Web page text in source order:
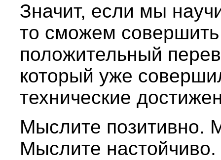
Значит, если мы
то сможем
положительный
который уже
технические
Мыслите позитивно.
Мыслите настойчиво.